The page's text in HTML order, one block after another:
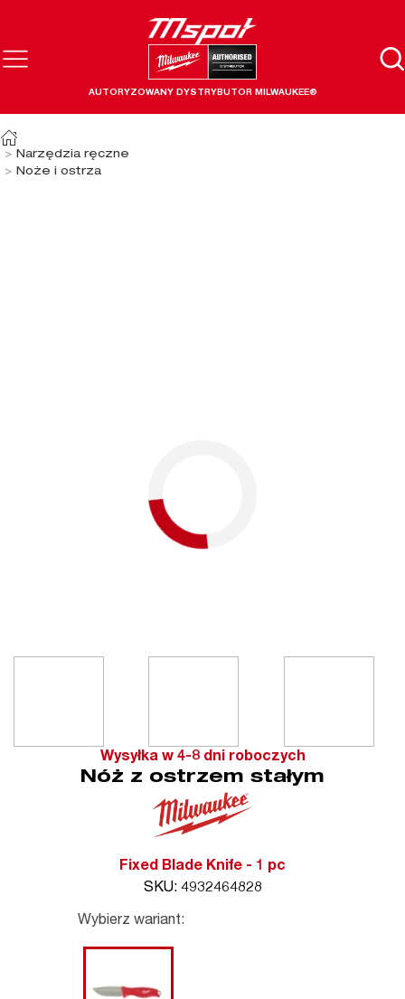
AUTORYZOWANY DYSTRYBUTOR MILWAUKEE®
Narzędzia ręczne
Noże i ostrza
Wysyłka w 4-8 dni roboczych
Nóż z ostrzem stałym
Fixed Blade Knife - 1 pc
SKU: 4932464828
Wybierz wariant: